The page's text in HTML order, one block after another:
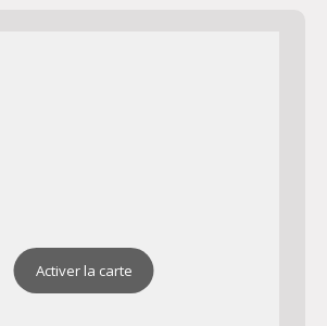
Activer la carte